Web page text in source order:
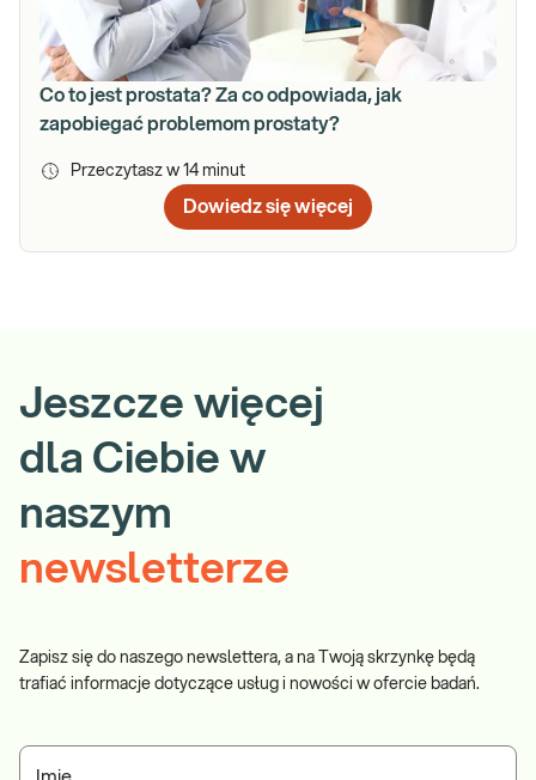
Co to jest prostata? Za co odpowiada, jak
zapobiegać problemom prostaty?
Przeczytasz w 14 minut
Dowiedz się więcej
Jeszcze więcej
dla Ciebie w
naszym
newsletterze
Zapisz się do naszego newslettera, a na Twoją skrzynkę będą
trafiać informacje dotyczące usług i nowości w ofercie badań.